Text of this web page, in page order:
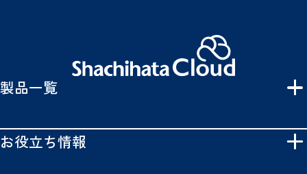
製品一覧
お役立ち情報